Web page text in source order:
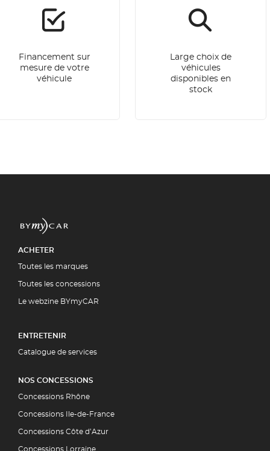
Financement sur
mesure de votre
véhicule
Large choix de
véhicules
disponibles en
stock
ACHETER
Toutes les marques
Toutes les concessions
Le webzine BYmyCAR
ENTRETENIR
Catalogue de services
NOS CONCESSIONS
Concessions Rhône
Concessions Ile-de-France
Concessions Côte d’Azur
Concessions Lorraine